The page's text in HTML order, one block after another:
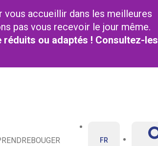
accueillir dans les meilleures
pas vous recevoir le jour même.
ou adaptés ! Consultez-les
BOUGER
FR